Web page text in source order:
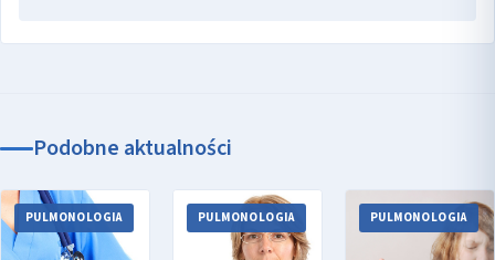
Podobne aktualności
PULMONOLOGIA PULMONOLOGIA PULMONOLOGIA